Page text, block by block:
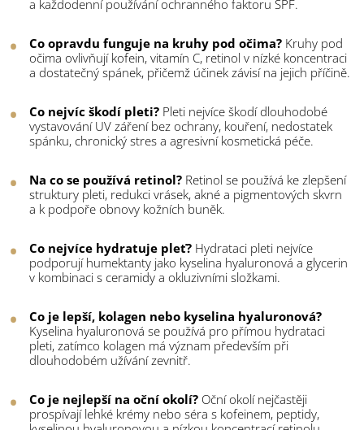
a každodenní používání ochranného faktoru SPF.
Co opravdu funguje na kruhy pod očima? Kruhy pod
očima ovlivňují kofein, vitamín C, retinol v nízké koncentraci
a dostatečný spánek, přičemž účinek závisí na jejich příčině.
Co nejvíc škodí pleti? Pleti nejvíce škodí dlouhodobé
vystavování UV záření bez ochrany, kouření, nedostatek
spánku, chronický stres a agresivní kosmetická péče.
Na co se používá retinol? Retinol se používá ke zlepšení
struktury pleti, redukci vrásek, akné a pigmentových skvrn
a k podpoře obnovy kožních buněk.
Co nejvíce hydratuje pleť? Hydrataci pleti nejvíce
podporují humektanty jako kyselina hyaluronová a glycerin
v kombinaci s ceramidy a okluzivními složkami.
Co je lepší, kolagen nebo kyselina hyaluronová?
Kyselina hyaluronová se používá pro přímou hydrataci
pleti, zatímco kolagen má význam především při
dlouhodobém užívání zevnitř.
Co je nejlepší na oční okolí? Oční okolí nejčastěji
prospívají lehké krémy nebo séra s kofeinem, peptidy,